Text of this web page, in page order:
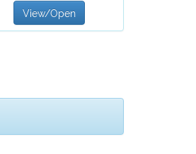
View/Open